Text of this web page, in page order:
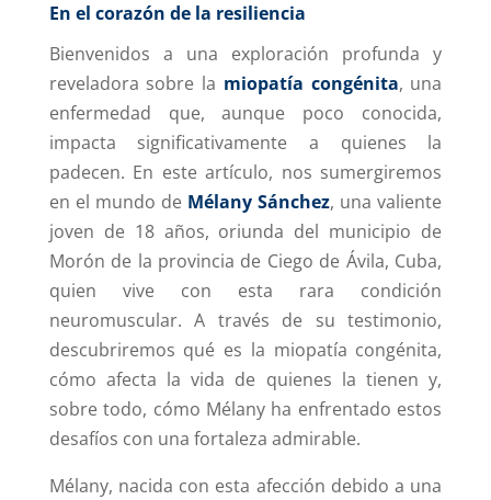
En el corazón de la resiliencia
Bienvenidos a una exploración profunda y
reveladora sobre la miopatía congénita, una
enfermedad que, aunque poco conocida,
impacta significativamente a quienes la
padecen. En este artículo, nos sumergiremos
en el mundo de Mélany Sánchez, una valiente
joven de 18 años, oriunda del municipio de
Morón de la provincia de Ciego de Ávila, Cuba,
quien vive con esta rara condición
neuromuscular. A través de su testimonio,
descubriremos qué es la miopatía congénita,
cómo afecta la vida de quienes la tienen y,
sobre todo, cómo Mélany ha enfrentado estos
desafíos con una fortaleza admirable.
Mélany, nacida con esta afección debido a una